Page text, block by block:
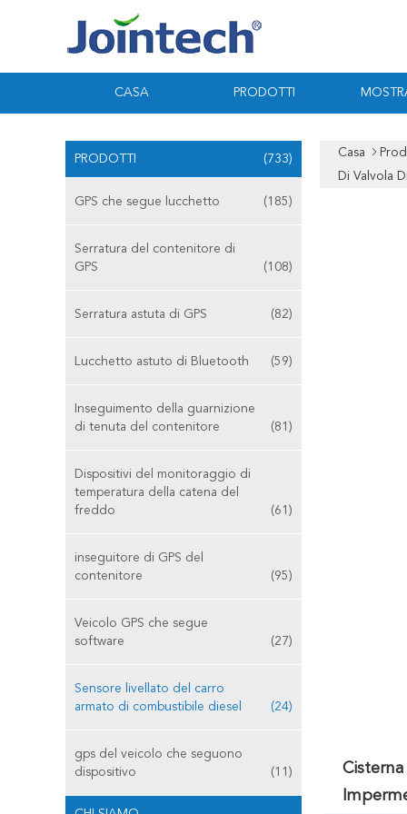
CASA PRODOTTI
PRODOTTI (733)
GPS che segue lucchetto (185)
Serratura del contenitore di
GPS
(108)
Serratura astuta di GPS (82)
Lucchetto astuto di Bluetooth (59)
Inseguimento della guarnizione
di tenuta del contenitore
(81)
Dispositivi del monitoraggio di
temperatura della catena del
freddo
(61)
inseguitore di GPS del
contenitore
(95)
Veicolo GPS che segue
software
(27)
Sensore livellato del carro
armato di combustibile diesel
(24)
gps del veicolo che seguono
dispositivo
(11)
Casa
Di Valvola